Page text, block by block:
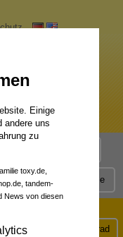
Kontakt Presse
mit Spezial-Fahrrad
Einige
andere uns
zu
toxy.de,
tandem-
News von diesen